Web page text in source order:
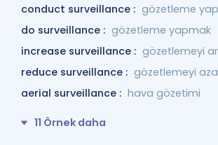
conduct surveillance : gözetleme
do surveillance : gözetleme yapmak
increase surveillance : gözetlemeyi
reduce surveillance : gözetlemeyi
aerial surveillance : hava gözetimi
11 Örnek daha